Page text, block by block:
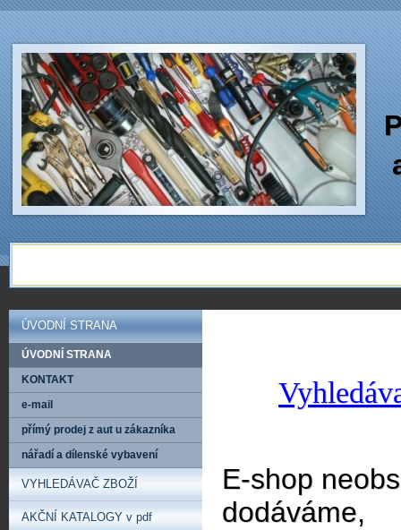
E-shop
dodáváme,
ÚVODNÍ STRANA
ÚVODNÍ STRANA
KONTAKT
e-mail
přímý prodej z aut u zákazníka
nářadí a dílenské vybavení
VYHLEDÁVAČ ZBOŽÍ
AKČNÍ KATALOGY v pdf